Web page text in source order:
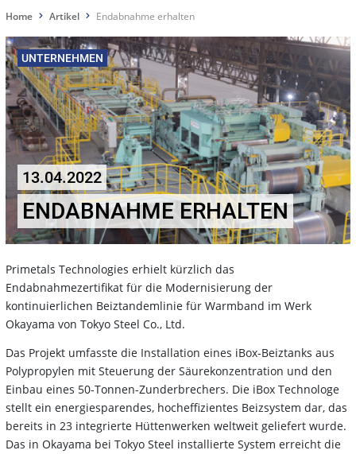
Home Artikel Endabnahme erhalten
UNTERNEHMEN
13.04.2022
ENDABNAHME ERHALTEN
Primetals Technologies erhielt kürzlich das
Endabnahmezertifikat für die Modernisierung der
kontinuierlichen Beiztandemlinie für Warmband im Werk
Okayama von Tokyo Steel Co., Ltd.
Das Projekt umfasste die Installation eines iBox-Beiztanks aus
Polypropylen mit Steuerung der Säurekonzentration und den
Einbau eines 50-Tonnen-Zunderbrechers. Die iBox Technologe
stellt ein energiesparendes, hocheffizientes Beizsystem dar, das
bereits in 23 integrierte Hüttenwerken weltweit geliefert wurde.
Das in Okayama bei Tokyo Steel installierte System erreicht die